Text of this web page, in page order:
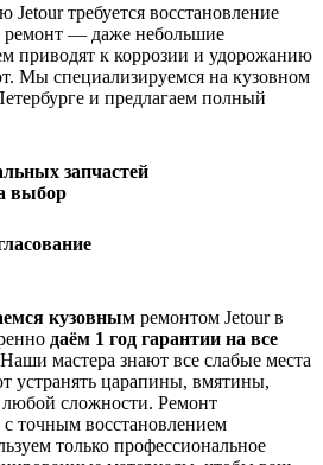
требуется восстановление
ремонт — даже небольшие
приводят к коррозии и удорожанию
Мы специализируемся на кузовном
и предлагаем полный
запчастей
выбор
кузовным ремонтом Jetour в
даём 1 год гарантии на все
мастера знают все слабые места
устранять царапины, вмятины,
сложности. Ремонт
с точным восстановлением
только профессиональное